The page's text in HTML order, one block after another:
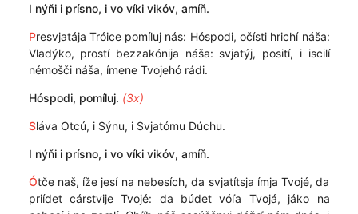
I nýňi i prísno, i vo víki vikóv, amíň.
Presvjatája Tróice pomíluj nás: Hóspodi, očísti hrichí náša:
Vladýko, prostí bezzakónija náša: svjatýj, posití, i iscilí
némošči náša, ímene Tvojehó rádi.
Hóspodi, pomíluj. (3x)
Sláva Otcú, i Sýnu, i Svjatómu Dúchu.
I nýňi i prísno, i vo víki vikóv, amíň.
Ótče naš, íže jesí na nebesích, da svjatítsja ímja Tvojé, da
priídet cárstvije Tvojé: da búdet vóľa Tvojá, jáko na